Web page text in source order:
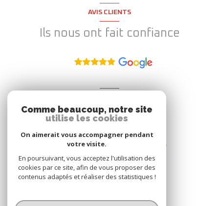
AVIS CLIENTS
Ils nous ont fait confiance
Nous adhérons
© 2026 | Tous droits réservés
Comme beaucoup, notre site
utilise les cookies
On aimerait vous accompagner pendant
votre visite.
En poursuivant, vous acceptez l'utilisation des
cookies par ce site, afin de vous proposer des
contenus adaptés et réaliser des statistiques !